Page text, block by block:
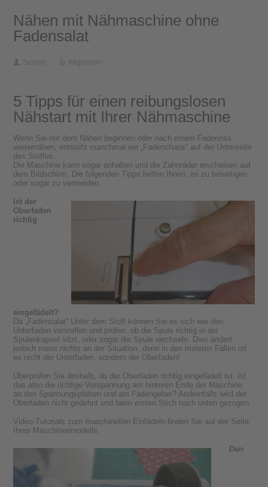
Nähen mit Nähmaschine ohne
Fadensalat
Seman Allgemein
5 Tipps für einen reibungslosen
Nähstart mit Ihrer Nähmaschine
Wenn Sie mit dem Nähen beginnen oder nach einem Fadenriss
weiternähen, entsteht manchmal ein „Fadenchaos“ auf der Unterseite
des Stoffes.
Die Maschine kann sogar anhalten und die Zahnräder erscheinen auf
dem Bildschirm. Die folgenden Tipps helfen Ihnen, es zu beseitigen
oder sogar zu vermeiden.
Ist der
Oberfaden
richtig
eingefädelt?
Da „Fadensalat“ Unter dem Stoff können Sie es sich wie den
Unterfaden vorstellen und prüfen, ob die Spule richtig in der
Spulenkapsel sitzt, oder sogar die Spule wechseln. Dies ändert
jedoch meist nichts an der Situation, denn in den meisten Fällen ist
es nicht der Unterfaden, sondern der Oberfaden!
Überprüfen Sie deshalb, ob der Oberfaden richtig eingefädelt ist. Ist
das also die richtige Vorspannung am hinteren Ende der Maschine,
an den Spannungsplatten und am Fadengeber? Andernfalls wird der
Oberfaden nicht gedehnt und beim ersten Stich nach unten gezogen.
Video-Tutorials zum maschinellen Einfädeln finden Sie auf der Seite
Ihres Maschinenmodells.
Den